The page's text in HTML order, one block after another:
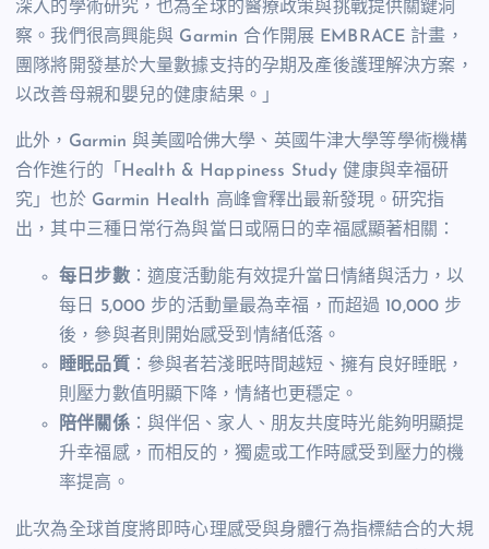
深入的學術研究，也為全球的醫療政策與挑戰提供關鍵洞
察。我們很高興能與 Garmin 合作開展 EMBRACE 計畫，
團隊將開發基於大量數據支持的孕期及產後護理解決方案，
以改善母親和嬰兒的健康結果。」
此外，Garmin 與美國哈佛大學、英國牛津大學等學術機構
合作進行的「Health & Happiness Study 健康與幸福研
究」也於 Garmin Health 高峰會釋出最新發現。研究指
出，其中三種日常行為與當日或隔日的幸福感顯著相關：
每日步數：適度活動能有效提升當日情緒與活力，以
每日 5,000 步的活動量最為幸福，而超過 10,000 步
後，參與者則開始感受到情緒低落。
睡眠品質：參與者若淺眠時間越短、擁有良好睡眠，
則壓力數值明顯下降，情緒也更穩定。
陪伴關係：與伴侶、家人、朋友共度時光能夠明顯提
升幸福感，而相反的，獨處或工作時感受到壓力的機
率提高。
此次為全球首度將即時心理感受與身體行為指標結合的大規